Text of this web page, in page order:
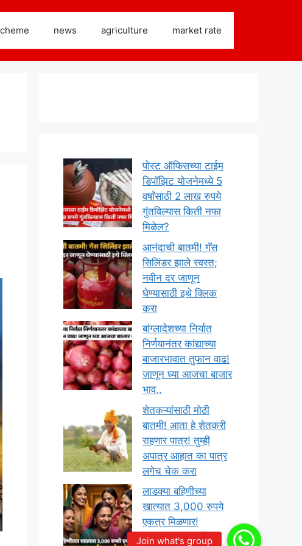
news agriculture market rate
पोस्ट ऑफिसच्या टाईम
डिपॉझिट योजनेमध्ये 5
वर्षांसाठी 2 लाख रुपये
गुंतविल्यास किती नफा
मिळेल?
आनंदाची बातमी! गॅस
सिलिंडर झाले स्वस्त;
नवीन दर जाणून
घेण्यासाठी इथे क्लिक
करा
बांग्लादेशच्या निर्यात
निर्णयानंतर कांद्याच्या
बाजारभावात तुफान वाढ!
जाणून घ्या आजचा बाजार
भाव..
शेतकऱ्यांसाठी मोठी
बातमी! आता हे शेतकरी
राहणार पात्र! तुम्ही
अपात्र आहात का पात्र
लगेच चेक करा
लाडक्या बहिणीच्या
खात्यात 3,000 रुपये
एकत्र मिळणार!
सरकारकडून तारीख